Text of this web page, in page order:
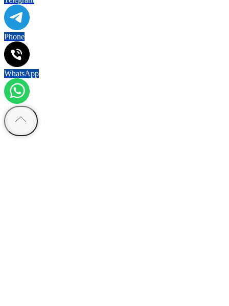
Phone
WhatsApp